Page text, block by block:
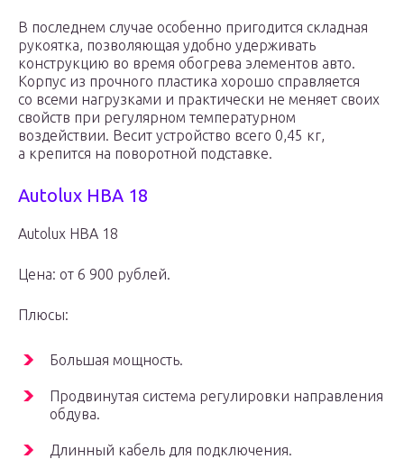
В последнем случае особенно пригодится складная
рукоятка, позволяющая удобно удерживать
конструкцию во время обогрева элементов авто.
Корпус из прочного пластика хорошо справляется
со всеми нагрузками и практически не меняет своих
свойств при регулярном температурном
воздействии. Весит устройство всего 0,45 кг,
а крепится на поворотной подставке.
Autolux HBA 18
Autolux HBA 18
Цена: от 6 900 рублей.
Плюсы:
Большая мощность.
Продвинутая система регулировки направления
обдува.
Длинный кабель для подключения.